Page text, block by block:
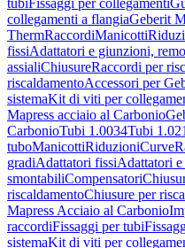
tubiFissaggi per collegamenti
collegamenti a flangiaGeberit
ThermRaccordiManicotti
fissiAdattatori e giunzioni,
assialiChiusureRaccordi per
riscaldamentoAccessori per
sistemaKit di viti per
Mapress acciaio al Carbonio
CarbonioTubi 1.0034Tubi
tuboManicottiRiduzioniCurve
gradiAdattatori fissiAdattatori
smontabiliCompensatori
riscaldamentoChiusure per
Mapress Acciaio al Carbonio
raccordiFissaggi per tubi
sistemaKit di viti per